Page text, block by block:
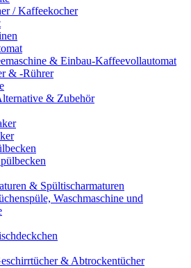
/ Kaffeekocher
& Einbau-Kaffeevollautomat
& -Rührer
& Zubehör
& Spültischarmaturen
Waschmaschine und
& Abtrockentücher